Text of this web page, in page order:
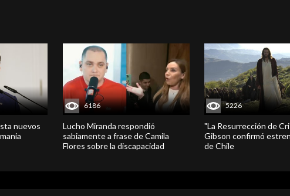
nuevos
6186
Lucho Miranda respondió
sabiamente a frase de Camila
Flores sobre la discapacidad
5226
"La Resurrección de
Gibson confirmó
de Chile